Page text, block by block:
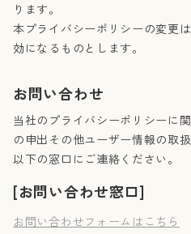
ります。
本プライバシーポリシーの変更
効になるものとします。
お問い合わせ
当社のプライバシーポリシーに
の申出その他ユーザー情報の取
以下の窓口にご連絡ください。
[お問い合わせ窓口]
お問い合わせフォームはこちら